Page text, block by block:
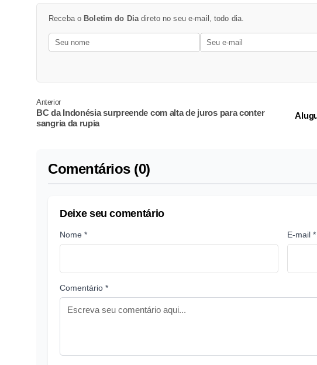
Receba o Boletim do Diadireto no seu e-mail, todo dia.
Anterior
BC da Indonésia surpreende com alta de juros para conter
sangria da rupia
Comentários (0)
Deixe seu comentário
Nome * E-mail *
Comentário *